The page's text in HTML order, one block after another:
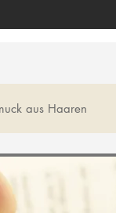
aus Haaren